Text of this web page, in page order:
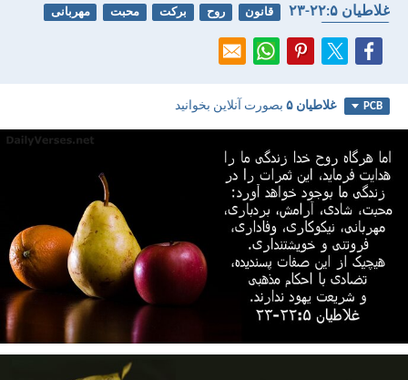
غلاطيان ۵:‏۲۲-‏۲۳ قانون روح برکت محبت
مهربانی
PCB غلاطيان ۵ بصورت آنلاین بخوانید